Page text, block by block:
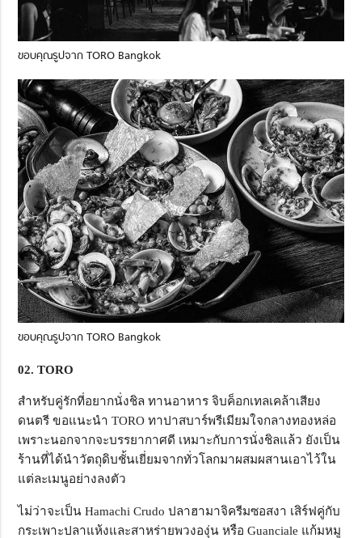
ขอบคุณรูปจาก TORO Bangkok
ขอบคุณรูปจาก TORO Bangkok
02. TORO
สำหรับคู่รักที่อยากนั่งชิล ทานอาหาร จิบค็อกเทลเคล้าเสียง
ดนตรี ขอแนะนำ TORO ทาปาสบาร์พรีเมียมใจกลางทองหล่อ
เพราะนอกจากจะบรรยากาศดี เหมาะกับการนั่งชิลแล้ว ยังเป็น
ร้านที่ได้นำวัตถุดิบชั้นเยี่ยมจากทั่วโลกมาผสมผสานเอาไว้ใน
แต่ละเมนูอย่างลงตัว
ไม่ว่าจะเป็น Hamachi Crudo ปลาฮามาจิครีมซอสงา เสิร์ฟคู่กับ
กระเพาะปลาแห้งและสาหร่ายพวงองุ่น หรือ Guanciale แก้มหมู